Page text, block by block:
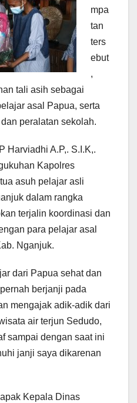
mpa
tan
ters
ebut
,
tali asih sebagai
asal Papua, serta
peralatan sekolah.
Harviadhi A.P,. S.I.K,.
Kapolres
asuh pelajar asli
dalam rangka
terjalin koordinasi dan
para pelajar asal
Nganjuk.
dari Papua sehat dan
berjanji pada
mengajak adik-adik dari
air terjun Sedudo,
sampai dengan saat ini
janji saya dikarenan
Kepala Dinas